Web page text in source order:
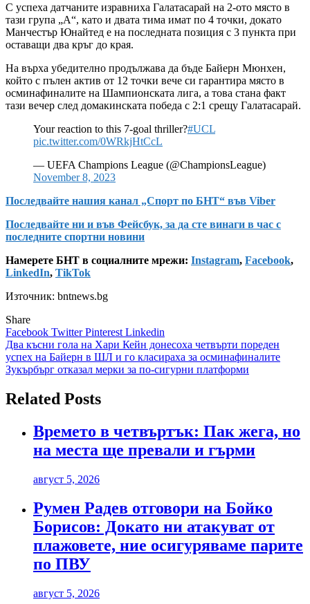
С успеха датчаните изравниха Галатасарай на 2-ото място в
тази група „А“, като и двата тима имат по 4 точки, докато
Манчестър Юнайтед е на последната позиция с 3 пункта при
оставащи два кръг до края.
На върха убедително продължава да бъде Байерн Мюнхен,
който с пълен актив от 12 точки вече си гарантира място в
осминафиналите на Шампионската лига, а това стана факт
тази вечер след домакинската победа с 2:1 срещу Галатасарай.
Your reaction to this 7-goal thriller?#UCL
pic.twitter.com/0WRkjHtCcL
— UEFA Champions League (@ChampionsLeague)
November 8, 2023
Последвайте нашия канал „Спорт по БНТ“ във Viber
Последвайте ни и във Фейсбук, за да сте винаги в час с
последните спортни новини
Намерете БНТ в социалните мрежи: Instagram, Facebook,
LinkedIn, TikTok
Източник: bntnews.bg
Share
Facebook TwitterPinterest Linkedin
Навигация
Два късни гола на Хари Кейн донесоха четвърти пореден
успех на Байерн в ШЛ и го класираха за осминафиналите
Зукърбърг отказал мерки за по-сигурни платформи
Related Posts
Времето в четвъртък: Пак жега, но
на места ще превали и гърми
август 5, 2026
Румен Радев отговори на Бойко
Борисов: Докато ни атакуват от
плажовете, ние осигуряваме парите
по ПВУ
август 5, 2026